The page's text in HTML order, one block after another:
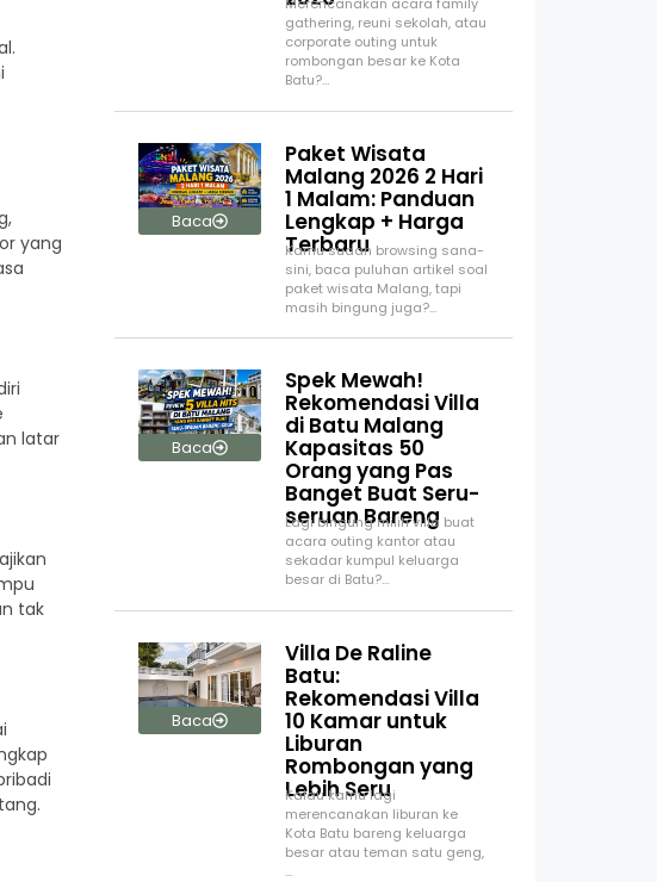
yang
latar
tak
gathering, reuni sekolah, atau
corporate outing untuk
rombongan besar ke Kota
Batu?…
Baca
Paket Wisata
Malang 2026 2 Hari
1 Malam: Panduan
Lengkap + Harga
Terbaru
Kamu sudah browsing sana-
sini, baca puluhan artikel soal
paket wisata Malang, tapi
masih bingung juga?…
Baca
Spek Mewah!
Rekomendasi Villa
di Batu Malang
Kapasitas 50
Orang yang Pas
Banget Buat Seru-
seruan Bareng
Lagi bingung milih villa buat
acara outing kantor atau
sekadar kumpul keluarga
besar di Batu?…
Baca
Villa De Raline
Batu:
Rekomendasi Villa
10 Kamar untuk
Liburan
Rombongan yang
Lebih Seru
Kalau kamu lagi
merencanakan liburan ke
Kota Batu bareng keluarga
besar atau teman satu geng,
…